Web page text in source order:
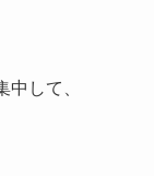
して、